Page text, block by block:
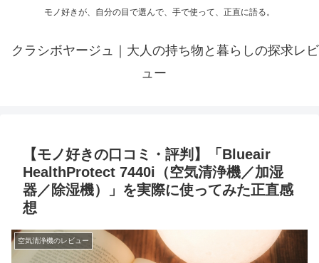
モノ好きが、自分の目で選んで、手で使って、正直に語る。
クラシボヤージュ｜大人の持ち物と暮らしの探求レビ
ュー
【モノ好きの口コミ・評判】「Blueair
HealthProtect 7440i（空気清浄機／加湿
器／除湿機）」を実際に使ってみた正直感
想
空気清浄機のレビュー